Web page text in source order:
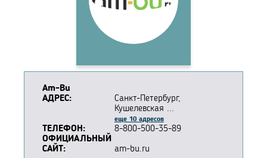
Am-Bu
АДРЕС:
Санкт-Петербург,
Кушелевская ...
еще 10 адресов
ТЕЛЕФОН:
8-800-500-35-89
ОФИЦИАЛЬНЫЙ
САЙТ:
am-bu.ru